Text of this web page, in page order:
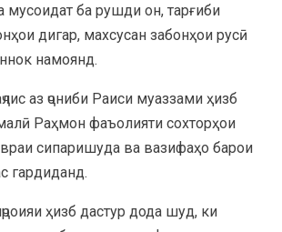
мусоидат ба рушди он, тарғиби
дигар, махсусан забонҳои русӣ
намоянд.
аз ҷониби Раиси муаззами ҳизб
Раҳмон фаъолияти сохторҳои
сипаришуда ва вазифаҳо барои
гардиданд.
ҳизб дастур дода шуд, ки